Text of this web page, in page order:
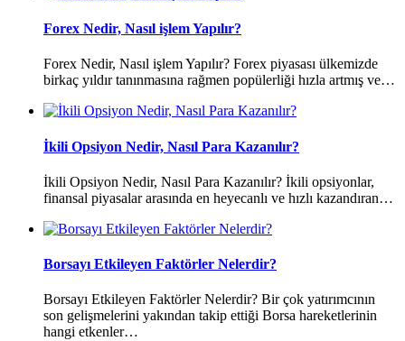
Forex Nedir, Nasıl işlem Yapılır?
Forex Nedir, Nasıl işlem Yapılır? Forex piyasası ülkemizde
birkaç yıldır tanınmasına rağmen popülerliği hızla artmış ve…
İkili Opsiyon Nedir, Nasıl Para Kazanılır?
İkili Opsiyon Nedir, Nasıl Para Kazanılır? İkili opsiyonlar,
finansal piyasalar arasında en heyecanlı ve hızlı kazandıran…
Borsayı Etkileyen Faktörler Nelerdir?
Borsayı Etkileyen Faktörler Nelerdir? Bir çok yatırımcının
son gelişmelerini yakından takip ettiği Borsa hareketlerinin
hangi etkenler…